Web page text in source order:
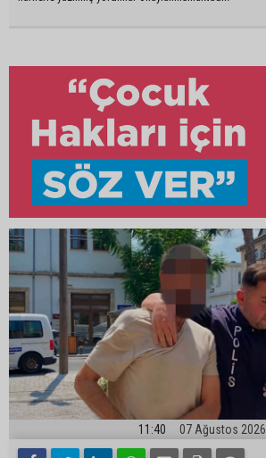
11:40 07 Ağustos 2026